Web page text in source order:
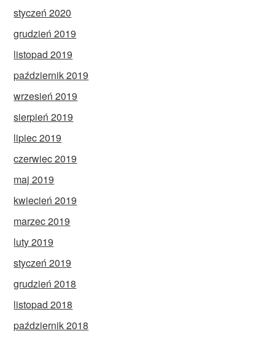
styczeń 2020
grudzień 2019
listopad 2019
październik 2019
wrzesień 2019
sierpień 2019
lipiec 2019
czerwiec 2019
maj 2019
kwiecień 2019
marzec 2019
luty 2019
styczeń 2019
grudzień 2018
listopad 2018
październik 2018